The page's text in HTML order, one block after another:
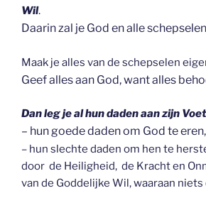
Wil.
Daarin zal je God en alle
Maak je alles van de schepselen
Geef alles aan God, want alles
Dan leg je al hun daden aan zijn
– hun goede daden om God te
– hun slechte daden om hen te
door de Heiligheid, de Kracht en
van de Goddelijke Wil, waaraan